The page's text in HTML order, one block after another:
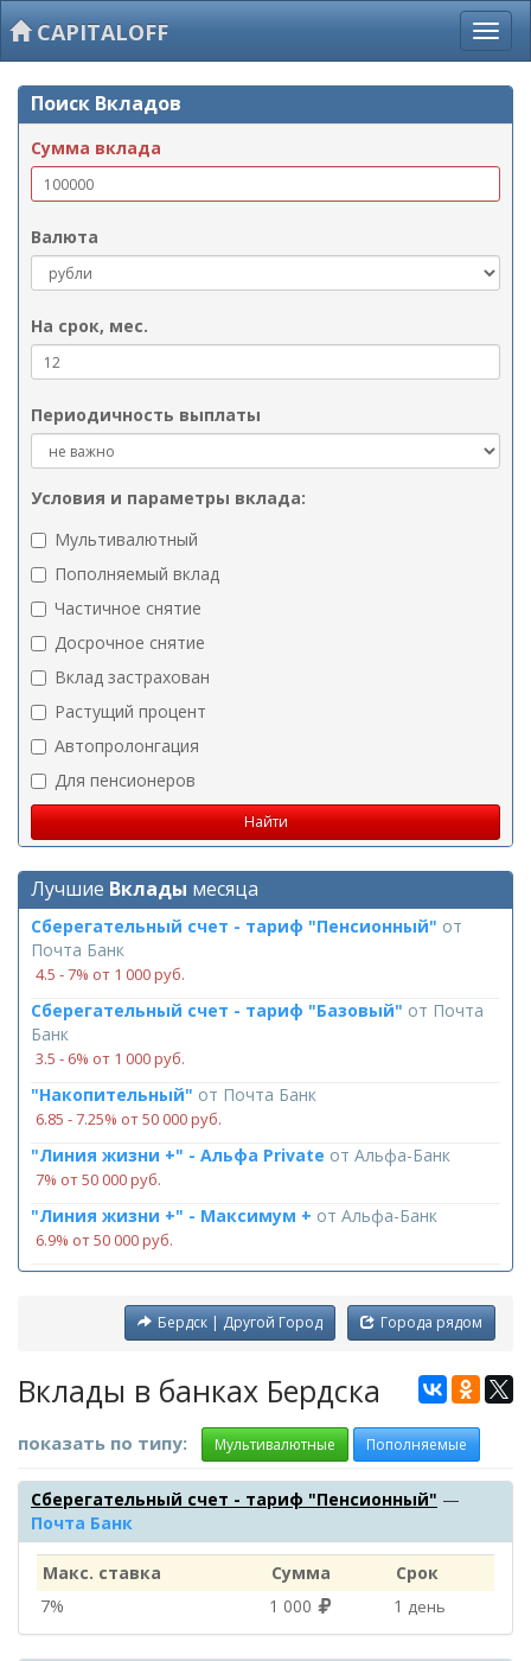
CAPITALOFF
Поиск Вкладов
Сумма вклада
Валюта
На срок, мес.
Периодичность выплаты
Условия и параметры вклада:
Мультивалютный
Пополняемый вклад
Частичное снятие
Досрочное снятие
Вклад застрахован
Растущий процент
Автопролонгация
Для пенсионеров
Лучшие Вклады месяца
Сберегательный счет - тариф "Пенсионный" от
Почта Банк
4.5 ‑ 7% от 1 000 руб.
Сберегательный счет - тариф "Базовый" от Почта
Банк
3.5 ‑ 6% от 1 000 руб.
"Накопительный" от Почта Банк
6.85 ‑ 7.25% от 50 000 руб.
"Линия жизни +" - Альфа Private от Альфа-Банк
7% от 50 000 руб.
"Линия жизни +" - Максимум + от Альфа-Банк
6.9% от 50 000 руб.
Города рядом
Бердск | Другой Город
Вклады в банках Бердска
показать по типу: Мультивалютные Пополняемые
Сберегательный счет - тариф "Пенсионный" —
Почта Банк
Макс. ставка Сумма
Срок
7%
1 000 1 день